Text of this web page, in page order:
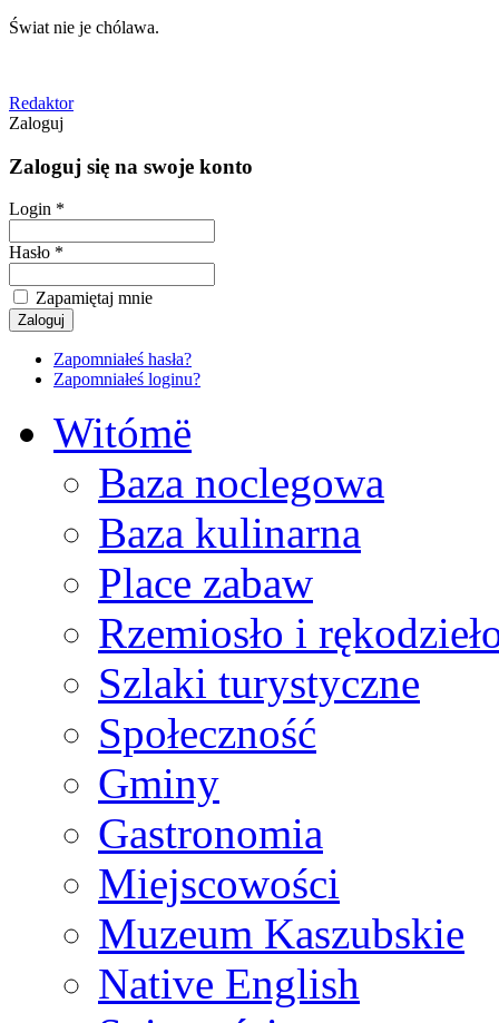
Świat nie je chólawa.
Redaktor
Zaloguj
Zaloguj się na swoje konto
Login *
Hasło *
Zapamiętaj mnie
Zapomniałeś hasła?
Zapomniałeś loginu?
Witómë
Baza noclegowa
Baza kulinarna
Place zabaw
Rzemiosło i
Szlaki turystyczne
Społeczność
Gminy
Gastronomia
Miejscowości
Muzeum Kaszubskie
Native English